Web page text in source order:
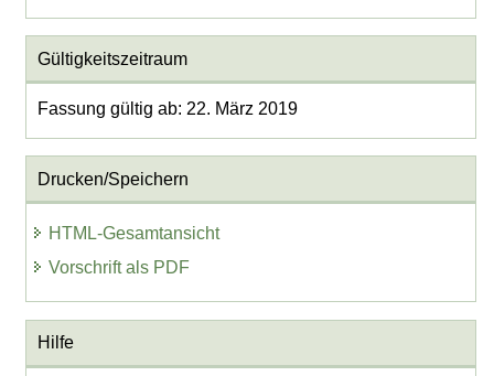
Gültigkeitszeitraum
Fassung gültig ab: 22. März 2019
Drucken/Speichern
HTML-Gesamtansicht
Vorschrift als PDF
Hilfe